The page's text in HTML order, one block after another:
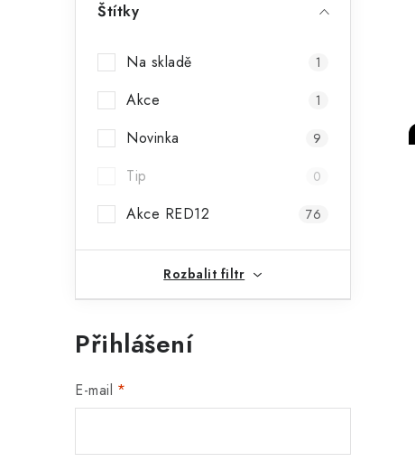
Štítky
Na skladě 1
Akce 1
Novinka 9
Tip 0
Akce RED12 76
Rozbalit filtr
Přihlášení
E-mail